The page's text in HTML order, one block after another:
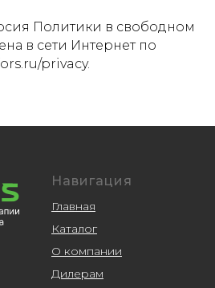
Политики в свободном
в сети Интернет по
privacy.
Навигация
Главная
Каталог
О компании
Дилерам